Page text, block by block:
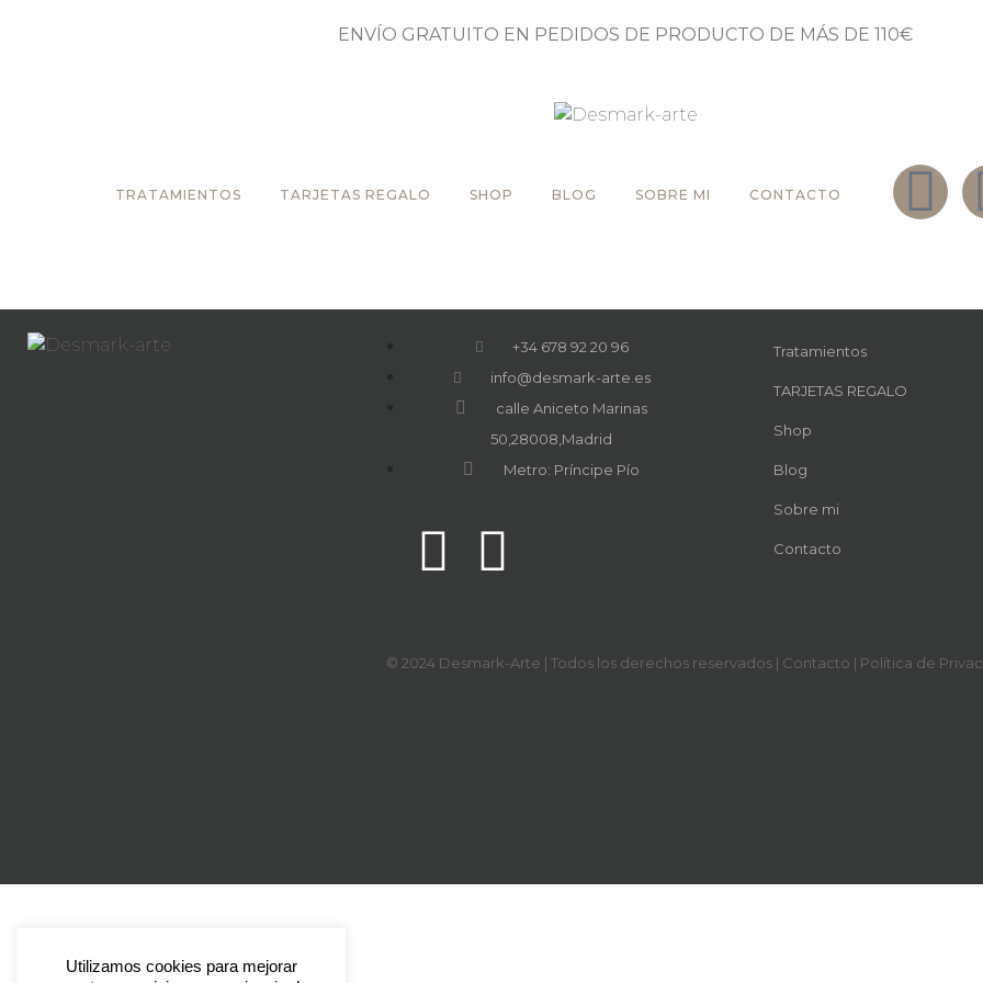
ENVÍO GRATUITO EN PEDIDOS DE PRODUCTO DE MÁS DE 110€
TRATAMIENTOS TARJETAS REGALO SHOP BLOG SOBRE MI CONTACTO
+34 678 92 20 96
info@desmark-arte.es
calle Aniceto Marinas
50,28008,Madrid
Metro: Príncipe Pío
Tratamientos
TARJETAS REGALO
Shop
Blog
Sobre mi
Contacto
© 2024 Desmark-Arte | Todos los derechos reservados | Contacto | Política de
Utilizamos cookies para mejorar